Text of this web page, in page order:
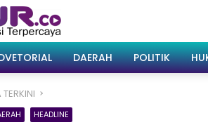
DAERAH POLITIK
TERKINI
HEADLINE